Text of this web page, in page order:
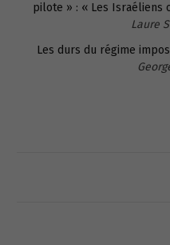
pilote » : « Les
Laure
Les durs du régime